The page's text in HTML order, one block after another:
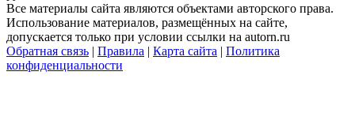
Все материалы сайта являются объектами авторского права.
Использование материалов, размещённых на сайте,
допускается только при условии ссылки на autorn.ru
Обратная связь | Правила | Карта сайта | Политика
конфиденциальности